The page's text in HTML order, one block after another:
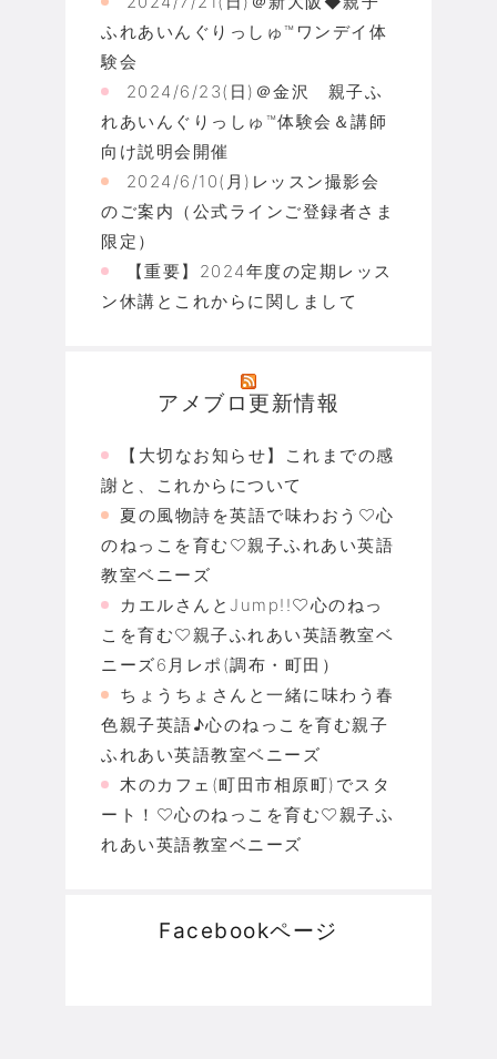
ふれあいんぐりっしゅ™ワンデイ体
験会
2024/6/23(日)＠金沢 親子ふ
れあいんぐりっしゅ™体験会＆講師
向け説明会開催
2024/6/10(月)レッスン撮影会
のご案内（公式ラインご登録者さま
限定）
【重要】2024年度の定期レッス
ン休講とこれからに関しまして
アメブロ更新情報
【大切なお知らせ】これまでの感
謝と、これからについて
夏の風物詩を英語で味わおう♡心
のねっこを育む♡親子ふれあい英語
教室ベニーズ
カエルさんとJump!!♡心のねっ
こを育む♡親子ふれあい英語教室ベ
ニーズ6月レポ(調布・町田）
ちょうちょさんと一緒に味わう春
色親子英語♪心のねっこを育む親子
ふれあい英語教室ベニーズ
木のカフェ(町田市相原町)でスタ
ート！♡心のねっこを育む♡親子ふ
れあい英語教室ベニーズ
Facebookページ